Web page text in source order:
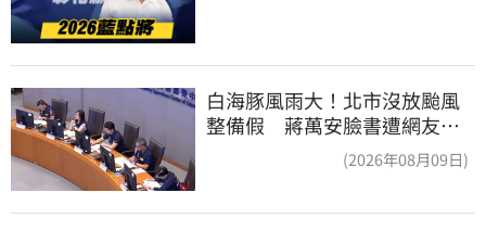
白海豚風雨大！北市沒放颱風
整備假 蔣萬安臉書遭網友灌
(2026年08月09日)